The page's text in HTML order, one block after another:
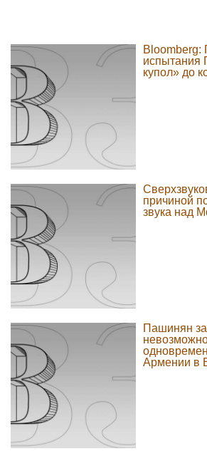
Bloomberg:
испытания
купол» до
причиной
звука над
Пашинян
Армении в